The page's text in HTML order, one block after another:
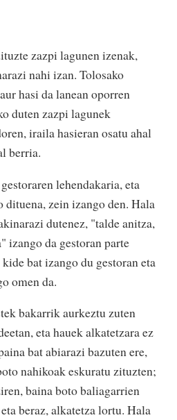
zazpi lagunen izenak,
nahi izan. Tolosako
hasi da lanean oporren
duten zazpi lagunek
iraila hasieran osatu ahal
berria.
lehendakaria, eta
dituena, zein izango den. Hala
dutenez, "talde anitza,
izango da gestoran parte
bat izango du gestoran eta
omen da.
bakarrik aurkeztu zuten
eta hauek alkatetzara ez
bat abiarazi bazuten ere,
nahikoak eskuratu zituzten;
baina boto baliagarrien
beraz, alkatetza lortu. Hala